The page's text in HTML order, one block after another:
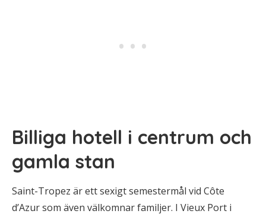
Billiga hotell i centrum och
gamla stan
Saint-Tropez är ett sexigt semestermål vid Côte
d’Azur som även välkomnar familjer. I Vieux Port i